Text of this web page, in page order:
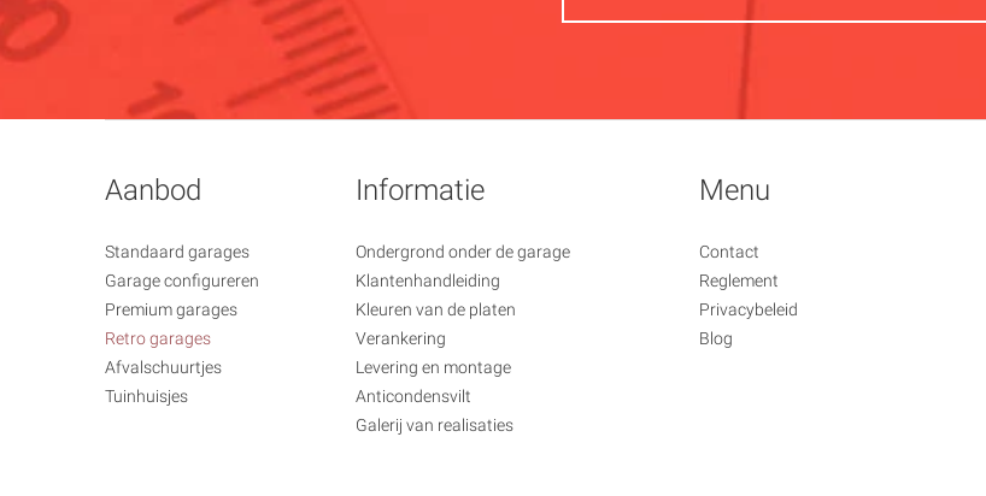
Aanbod
Standaard garages
Garage configureren
Premium garages
Retro garages
Afvalschuurtjes
Tuinhuisjes
Informatie
Ondergrond onder de garage
Klantenhandleiding
Kleuren van de platen
Verankering
Levering en montage
Anticondensvilt
Galerij van realisaties
Menu
Contact
Reglement
Privacybeleid
Blog